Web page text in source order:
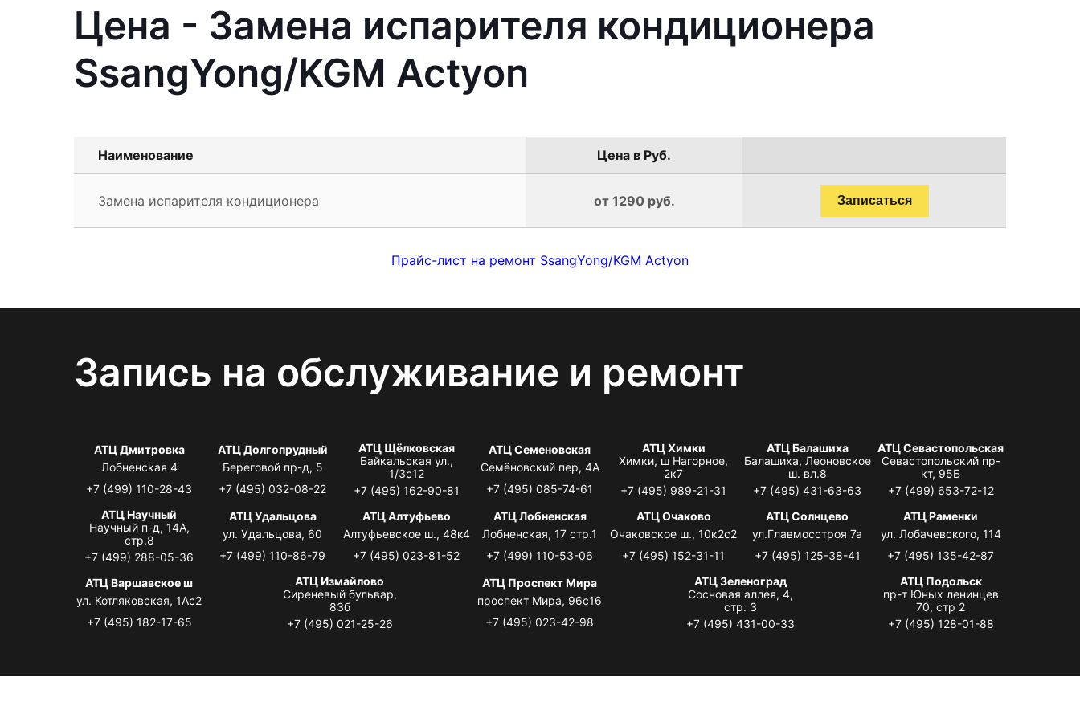
Цена - Замена испарителя кондиционера
SsangYong/KGM Actyon
Наименование Цена в Руб.
Замена испарителя кондиционера от 1290 руб. Записаться
Прайс-лист на ремонт SsangYong/KGM Actyon
Запись на обслуживание и ремонт
АТЦ Дмитровка
Лобненская 4
+7 (499) 110-28-43
АТЦ Долгопрудный
Береговой пр-д, 5
+7 (495) 032-08-22
АТЦ Щёлковская
Байкальская ул.,
1/3с12
+7 (495) 162-90-81
АТЦ Семеновская
Семёновский пер, 4А
+7 (495) 085-74-61
АТЦ Химки
Химки, ш Нагорное,
2к7
+7 (495) 989-21-31
АТЦ Балашиха
Балашиха, Леоновское
ш. вл.8
+7 (495) 431-63-63
АТЦ Севастопольская
Севастопольский пр-
кт, 95Б
+7 (499) 653-72-12
АТЦ Научный
Научный п-д, 14А,
стр.8
+7 (499) 288-05-36
АТЦ Удальцова
ул. Удальцова, 60
+7 (499) 110-86-79
АТЦ Алтуфьево
Алтуфьевское ш., 48к4
+7 (495) 023-81-52
АТЦ Лобненская
Лобненская, 17 стр.1
+7 (499) 110-53-06
АТЦ Очаково
Очаковское ш., 10к2с2
+7 (495) 152-31-11
АТЦ Солнцево
ул.Главмосстроя 7а
+7 (495) 125-38-41
АТЦ Раменки
ул. Лобачевского, 114
+7 (495) 135-42-87
АТЦ Варшавское ш
ул. Котляковская, 1Ас2
+7 (495) 182-17-65
АТЦ Измайлово
Сиреневый бульвар,
83б
+7 (495) 021-25-26
АТЦ Проспект Мира
проспект Мира, 96с16
+7 (495) 023-42-98
АТЦ Зеленоград
Сосновая аллея, 4,
стр. 3
+7 (495) 431-00-33
АТЦ Подольск
пр-т Юных ленинцев
70, стр 2
+7 (495) 128-01-88